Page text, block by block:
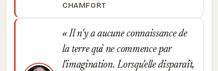
CHAMFORT
Il n'y a aucune connaissance de
la terre qui ne commence par
l'imagination. Lorsqu'elle disparaît,